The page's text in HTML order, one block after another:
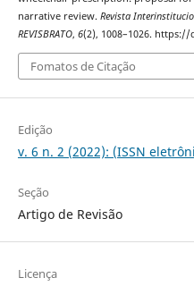
narrative review. Revista
REVISBRATO, 6(2), 1008–1026.
Fomatos de Citação
Edição
v. 6 n. 2 (2022): (ISSN
Seção
Artigo de Revisão
Licença